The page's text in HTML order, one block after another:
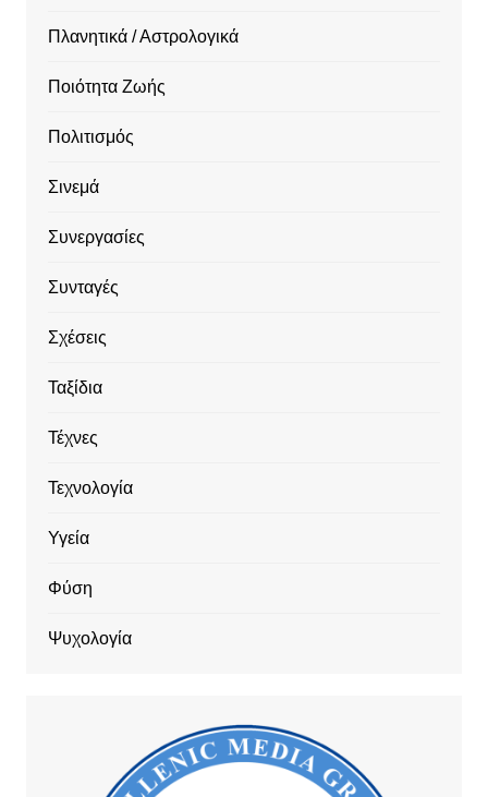
Πλανητικά / Αστρολογικά
Ποιότητα Ζωής
Πολιτισμός
Σινεμά
Συνεργασίες
Συνταγές
Σχέσεις
Ταξίδια
Τέχνες
Τεχνολογία
Υγεία
Φύση
Ψυχολογία